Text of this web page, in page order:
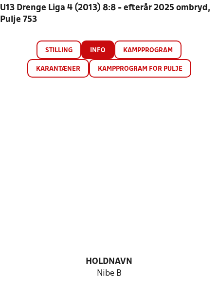
U13 Drenge Liga 4 (2013) 8:8 - efterår 2025 ombryd,
Pulje 753
STILLING INFO KAMPPROGRAM
KARANTÆNER KAMPPROGRAM FOR PULJE
HOLDNAVN
Nibe B